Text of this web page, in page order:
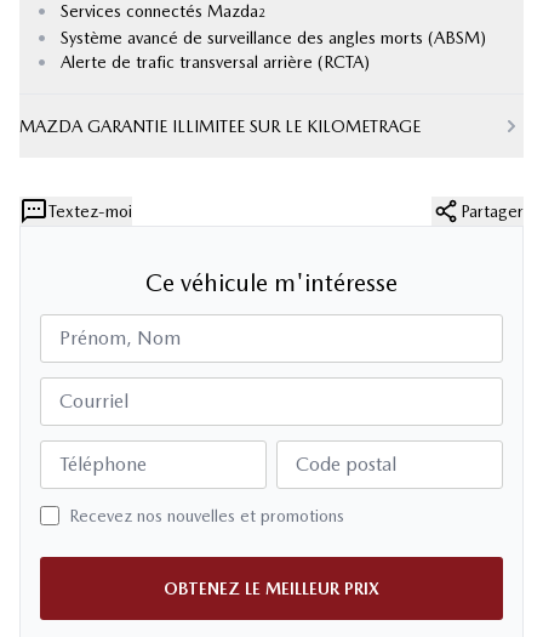
•
Services connectés Mazda2
•
Système avancé de surveillance des angles morts (ABSM)
•
Alerte de trafic transversal arrière (RCTA)
MAZDA GARANTIE ILLIMITEE SUR LE KILOMETRAGE
Textez-moi Partager
Ce véhicule m'intéresse
Prénom, Nom
Courriel
Téléphone Code postal
Recevez nos nouvelles et promotions
OBTENEZ LE MEILLEUR PRIX